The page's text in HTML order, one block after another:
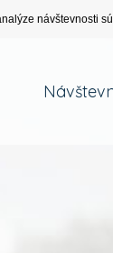
návštevnosti